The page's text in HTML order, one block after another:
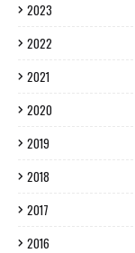
2023
2022
2021
2020
2019
2018
2017
2016